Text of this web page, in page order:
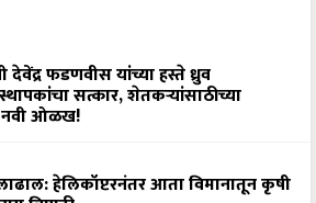
देवेंद्र फडणवीस यांच्या हस्ते ध्रुव
सत्कार, शेतकऱ्यांसाठीच्या
नवी ओळख!
हेलिकॉप्टरनंतर आता विमानातून कृषी